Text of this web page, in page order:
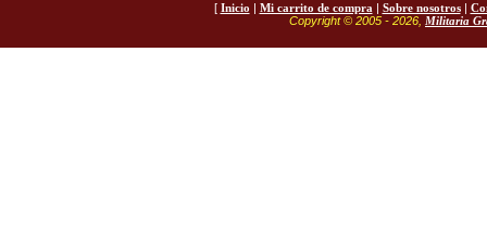
[ Inicio | Mi carrito de compra | Sobre nosotros|
Copyright © 2005 - 2026, Militaria